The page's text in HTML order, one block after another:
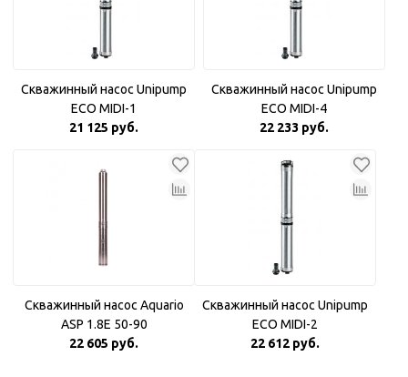
Скважинный насос Unipump
ECO MIDI-1
21 125 руб.
Скважинный насос Unipump
ECO MIDI-4
22 233 руб.
Скважинный насос Aquario
ASP 1.8Е 50-90
22 605 руб.
Скважинный насос Unipump
ECO MIDI-2
22 612 руб.